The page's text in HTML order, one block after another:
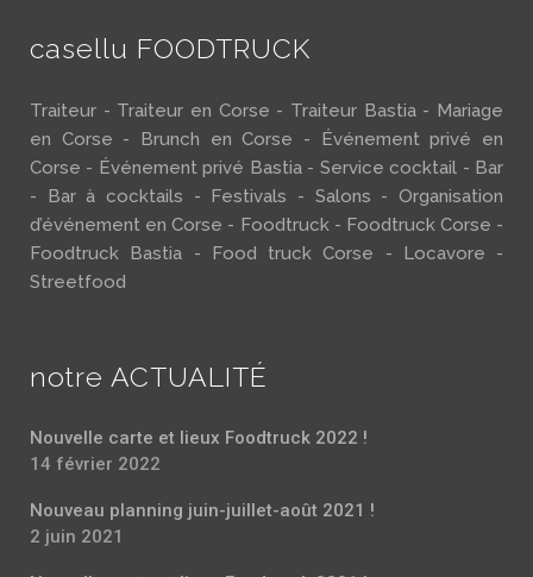
casellu FOODTRUCK
Traiteur - Traiteur en Corse - Traiteur Bastia - Mariage
en Corse - Brunch en Corse - Événement privé en
Corse - Événement privé Bastia - Service cocktail - Bar
- Bar à cocktails - Festivals - Salons - Organisation
d’événement en Corse - Foodtruck - Foodtruck Corse -
Foodtruck Bastia - Food truck Corse - Locavore -
Streetfood
notre ACTUALITÉ
Nouvelle carte et lieux Foodtruck 2022 !
14 février 2022
Nouveau planning juin-juillet-août 2021 !
2 juin 2021